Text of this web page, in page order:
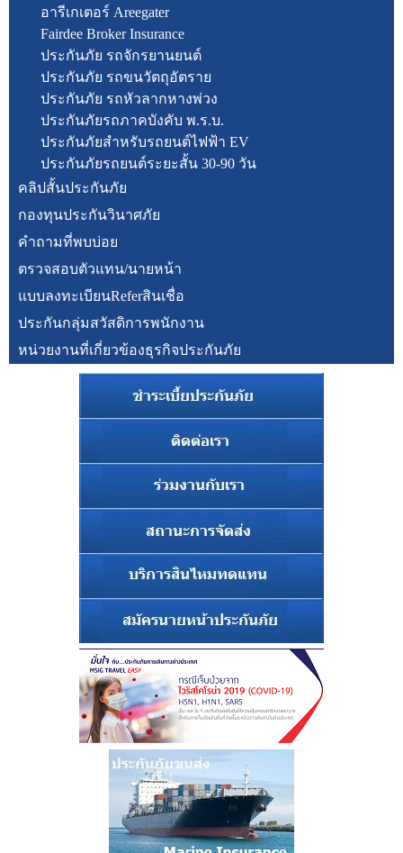
อารีเกเตอร์ Areegater
Fairdee Broker Insurance
ประกันภัย รถจักรยานยนต์
ประกันภัย รถขนวัตถุอัตราย
ประกันภัย รถหัวลากหางพ่วง
ประกันภัยรถภาคบังคับ พ.ร.บ.
ประกันภัยสำหรับรถยนต์ไฟฟ้า EV
ประกันภัยรถยนต์ระยะสั้น 30-90 วัน
คลิปสั้นประกันภัย
กองทุนประกันวินาศภัย
คำถามที่พบบ่อย
ตรวจสอบตัวแทน/นายหน้า
แบบลงทะเบียนReferสินเชื่อ
ประกันกลุ่มสวัสดิการพนักงาน
หน่วยงานที่เกี่ยวข้องธุรกิจประกันภัย